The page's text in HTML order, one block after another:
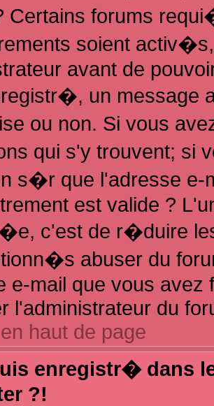
forums
soient
avant de
un message
ou non. Si vous
qui s'y trouvent;
s�r que l'adresse e-
est valide ?
c'est de r�duire
abuser du
e-mail que vous
l'administrateur du
haut de page
enregistr� dans
?!